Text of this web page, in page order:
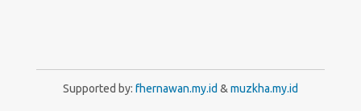
Supported by: fhernawan.my.id &muzkha.my.id